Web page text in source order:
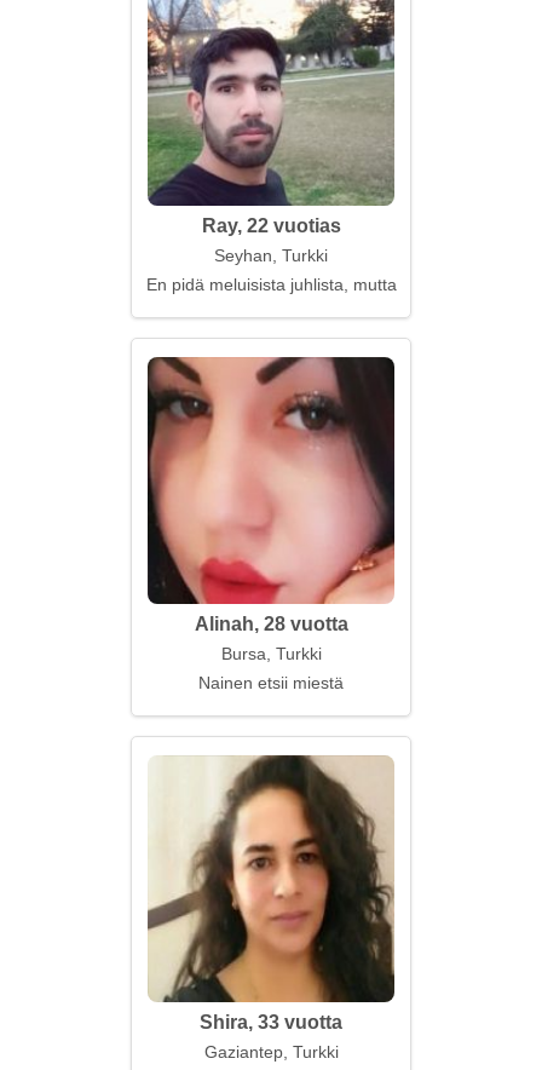
Ray, 22 vuotias
Seyhan, Turkki
En pidä meluisista juhlista, mutta arvostan
Alinah, 28 vuotta
Bursa, Turkki
Nainen etsii miestä
Shira, 33 vuotta
Gaziantep, Turkki